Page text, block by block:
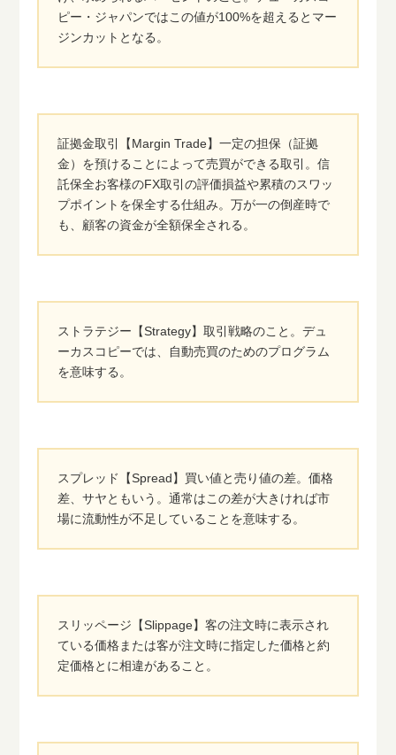
ピー・ジャパンではこの値が100%を超えるとマー
ジンカットとなる。
証拠金取引【Margin Trade】一定の担保（証拠
金）を預けることによって売買ができる取引。信
託保全お客様のFX取引の評価損益や累積のスワッ
プポイントを保全する仕組み。万が一の倒産時で
も、顧客の資金が全額保全される。
ストラテジー【Strategy】取引戦略のこと。デュ
ーカスコピーでは、自動売買のためのプログラム
を意味する。
スプレッド【Spread】買い値と売り値の差。価格
差、サヤともいう。通常はこの差が大きければ市
場に流動性が不足していることを意味する。
スリッページ【Slippage】客の注文時に表示され
ている価格または客が注文時に指定した価格と約
定価格とに相違があること。